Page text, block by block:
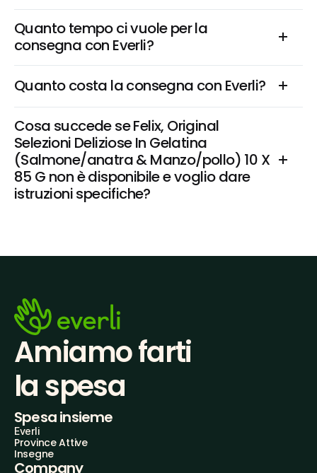
Quanto tempo ci vuole per la
consegna con Everli?
Quanto costa la consegna con Everli?
Cosa succede se Felix, Original
Selezioni Deliziose In Gelatina
(Salmone/anatra & Manzo/pollo) 10 X
85 G non è disponibile e voglio dare
istruzioni specifiche?
Amiamo farti
la spesa
Spesa insieme
Everli
Province Attive
Insegne
Company